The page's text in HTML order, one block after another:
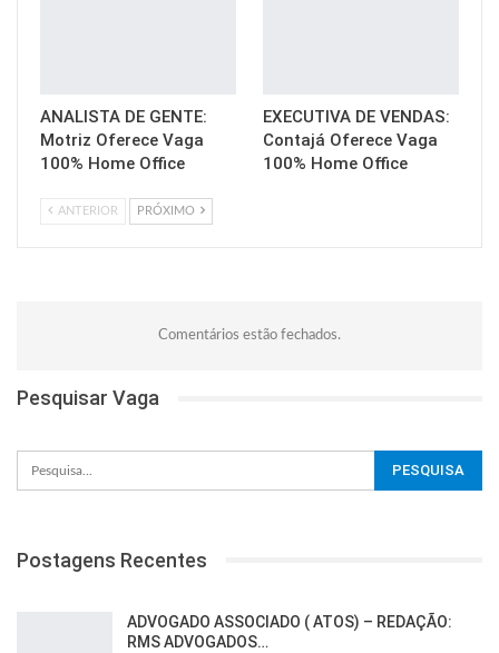
ANALISTA DE GENTE:
Motriz Oferece Vaga
100% Home Office
EXECUTIVA DE VENDAS:
Contajá Oferece Vaga
100% Home Office
ANTERIOR PRÓXIMO
Comentários estão fechados.
Pesquisar Vaga
Postagens Recentes
ADVOGADO ASSOCIADO ( ATOS) – REDAÇÃO:
RMS ADVOGADOS…